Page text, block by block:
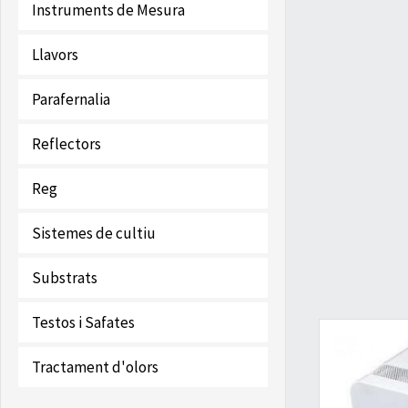
Instruments de Mesura
Llavors
Parafernalia
Reflectors
Reg
Sistemes de cultiu
Substrats
Testos i Safates
Tractament d'olors